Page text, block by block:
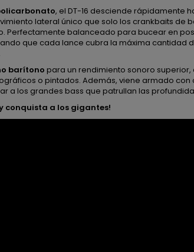
, el DT-16 desciende rápidamente
lateral único que solo los crankbaits de
Perfectamente balanceado para bucear en
que cada lance cubra la máxima cantidad
barítono para un rendimiento sonoro superior,
o pintados. Además, viene armado con
a los grandes bass que patrullan las
conquista a los gigantes!